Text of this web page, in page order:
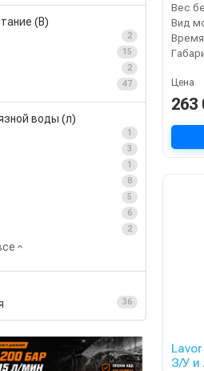
(В)
2
15
2
47
воды (л)
1
3
1
8
5
6
2
36
Вид
Цена
263
З/У и